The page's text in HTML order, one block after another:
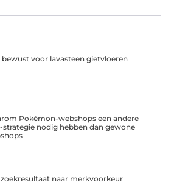
bewust voor lavasteen gietvloeren
Pokémon-webshops een andere
strategie nodig hebben dan gewone
zoekresultaat naar merkvoorkeur